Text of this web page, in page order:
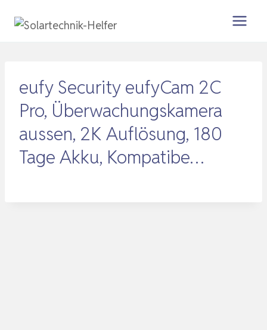
Inhalt
eufy Security eufyCam 2C
Pro, Überwachungskamera
aussen, 2K Auflösung, 180
Tage Akku, Kompatibe…